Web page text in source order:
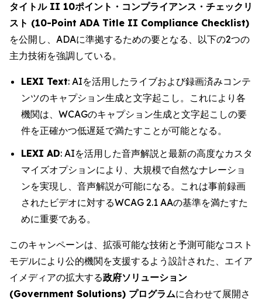
タイトル II 10ポイント・コンプライアンス・チェックリ
スト (10-Point ADA Title II Compliance Checklist)
を公開し、ADAに準拠するための要となる、以下の2つの
主力技術を強調している。
LEXI Text: AIを活用したライブおよび録画済みコンテ
ンツのキャプション生成と文字起こし。これにより各
機関は、WCAGのキャプション生成と文字起こしの要
件を正確かつ低遅延で満たすことが可能となる。
LEXI AD: AIを活用した音声解説と最新の高度なカスタ
マイズオプションにより、大規模で自然なナレーショ
ンを実現し、音声解説が可能になる。これは事前録画
されたビデオに対するWCAG 2.1 AAの基準を満たすた
めに重要である。
このキャンペーンは、拡張可能な技術と予測可能なコスト
モデルにより公的機関を支援するよう設計された、エイア
イメディアの拡大する政府ソリューション
(Government Solutions) プログラムに合わせて展開さ